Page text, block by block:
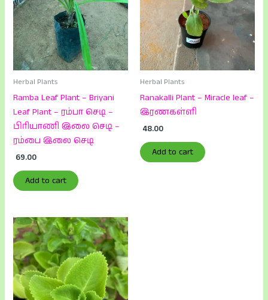
Herbal Plants
Ramba Leaf Plant – Briyani
Leaf Plant – ரம்பா செடி –
பிரியாணி இலை செடி –
ரம்பை இலை செடி
69.00
Add to cart
Herbal Plants
Ranakalli Plant – Miracle leaf –
இரணகள்ளி
48.00
Add to cart